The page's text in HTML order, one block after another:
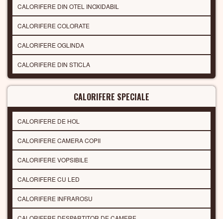
CALORIFERE DIN OTEL INOXIDABIL
CALORIFERE COLORATE
CALORIFERE OGLINDA
CALORIFERE DIN STICLA
CALORIFERE SPECIALE
CALORIFERE DE HOL
CALORIFERE CAMERA COPII
CALORIFERE VOPSIBILE
CALORIFERE CU LED
CALORIFERE INFRAROSU